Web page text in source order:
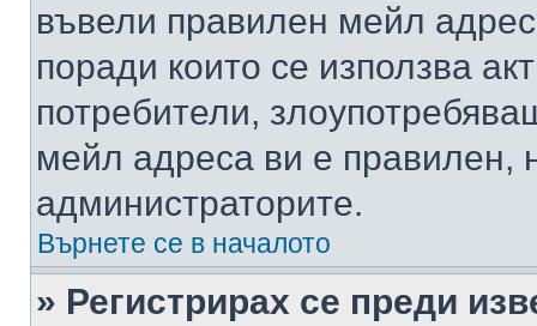
въвели правилен мейл
поради които се използва
потребители,
мейл адреса ви е правилен,
администраторите.
Върнете се в началото
» Регистрирах се преди